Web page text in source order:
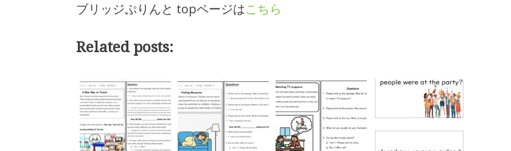
ブリッジぷりんと topページはこちら
Related posts: